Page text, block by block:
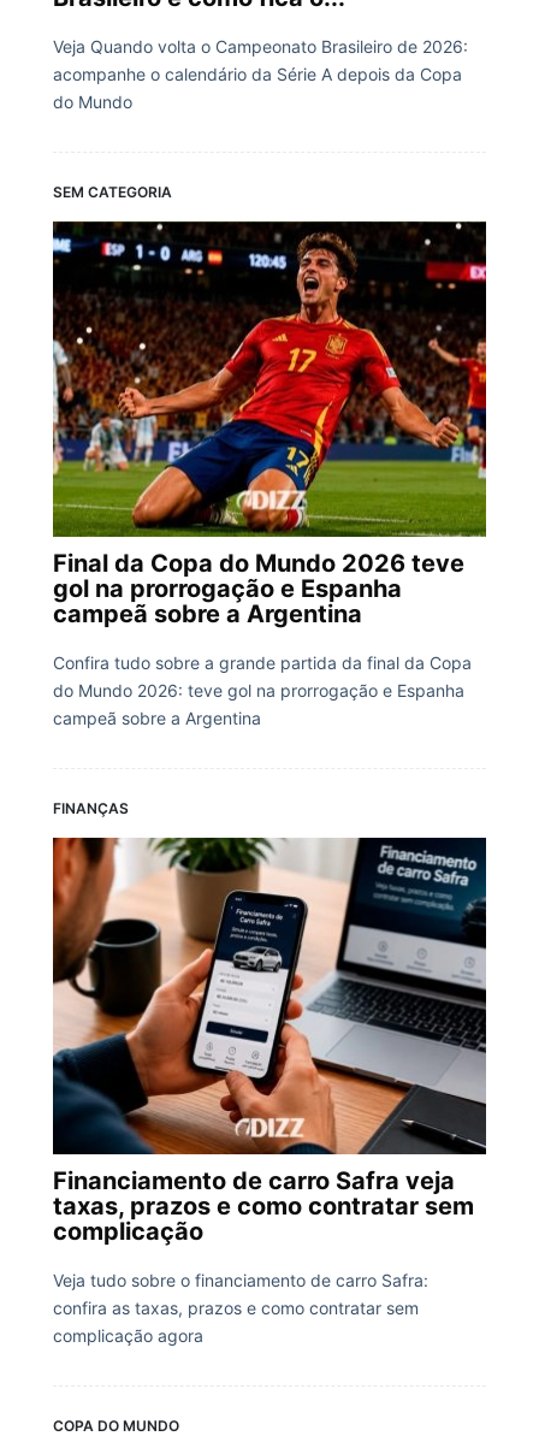
Veja Quando volta o Campeonato Brasileiro de 2026:
acompanhe o calendário da Série A depois da Copa
do Mundo
SEM CATEGORIA
Final da Copa do Mundo 2026 teve
gol na prorrogação e Espanha
campeã sobre a Argentina
Confira tudo sobre a grande partida da final da Copa
do Mundo 2026: teve gol na prorrogação e Espanha
campeã sobre a Argentina
FINANÇAS
Financiamento de carro Safra veja
taxas, prazos e como contratar sem
complicação
Veja tudo sobre o financiamento de carro Safra:
confira as taxas, prazos e como contratar sem
complicação agora
COPA DO MUNDO